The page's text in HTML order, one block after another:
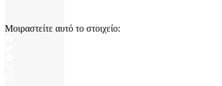
Μοιραστείτε αυτό το στοιχείο: